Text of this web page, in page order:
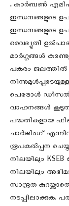
. കാർബൺ
ഇന്ധനങ്ങളുടെ
ഇന്ധനങ്ങളുടെ
വൈദ്യുതി
മാർഗ്ഗങ്ങൾ
പകരം ജലത്തിൽ
പെട്രോൾ
വാഹനങ്ങൾ കൂടുതൽ
പദ്ധതികളായ
ചാർജിംഗ്
രൂപകൽപ്പന
നിലയിലും
നിലയിലും
സാന്ദ്രത
നടപ്പിലാക്കുക.